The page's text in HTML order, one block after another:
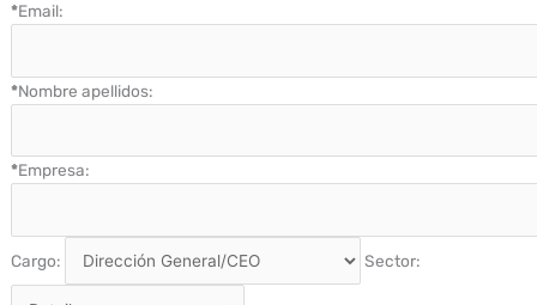
*Email:
*Nombre apellidos:
*Empresa:
Cargo: Sector: